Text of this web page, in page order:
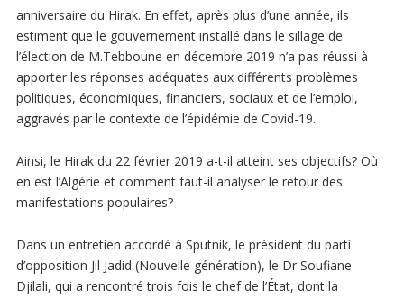
anniversaire du Hirak. En effet, après plus d’une année, ils
estiment que le gouvernement installé dans le sillage de
l’élection de M.Tebboune en décembre 2019 n’a pas réussi à
apporter les réponses adéquates aux différents problèmes
politiques, économiques, financiers, sociaux et de l’emploi,
aggravés par le contexte de l’épidémie de Covid-19.
Ainsi, le Hirak du 22 février 2019 a-t-il atteint ses objectifs? Où
en est l’Algérie et comment faut-il analyser le retour des
manifestations populaires?
Dans un entretien accordé à Sputnik, le président du parti
d’opposition Jil Jadid (Nouvelle génération), le Dr Soufiane
Djilali, qui a rencontré trois fois le chef de l’État, dont la